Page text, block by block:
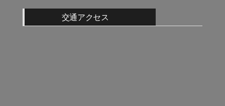
交通アクセス